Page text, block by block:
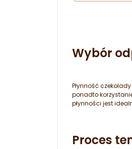
Wybór
Płynność
ponadto
płynności jest
Proces